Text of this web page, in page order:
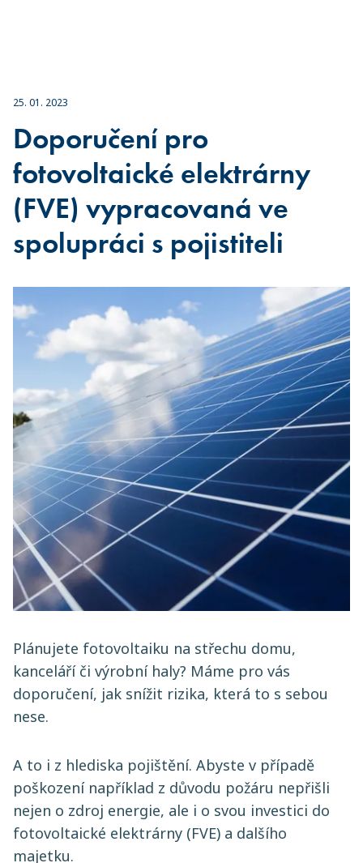
25. 01. 2023
Doporučení pro
fotovoltaické elektrárny
(FVE) vypracovaná ve
spolupráci s pojistiteli
Plánujete fotovoltaiku na střechu domu,
kanceláří či výrobní haly? Máme pro vás
doporučení, jak snížit rizika, která to s sebou
nese.
A to i z hlediska pojištění. Abyste v případě
poškození například z důvodu požáru nepřišli
nejen o zdroj energie, ale i o svou investici do
fotovoltaické elektrárny (FVE) a dalšího
majetku.